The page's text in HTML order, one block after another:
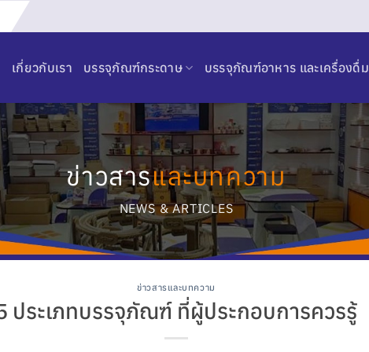
เกี่ยวกับเรา บรรจุภัณฑ์กระดาษ บรรจุภัณฑ์อาหาร และเครื่องดื่ม
ข่าวสารและบทความ
NEWS & ARTICLES
ข่าวสารและบทความ
ประเภทบรรจุภัณฑ์ ที่ผู้ประกอบการควรรู้